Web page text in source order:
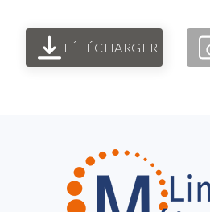
TÉLÉCHARGER